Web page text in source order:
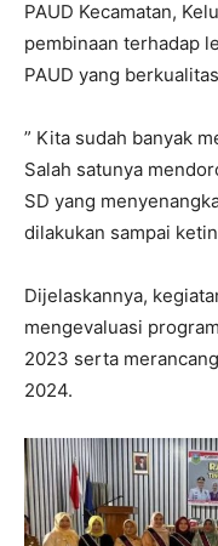
PAUD Kecamatan,
pembinaan terhadap
PAUD yang
” Kita sudah banyak
Salah satunya
SD yang
dilakukan sampai
Dijelaskannya,
mengevaluasi
2023 serta
2024.